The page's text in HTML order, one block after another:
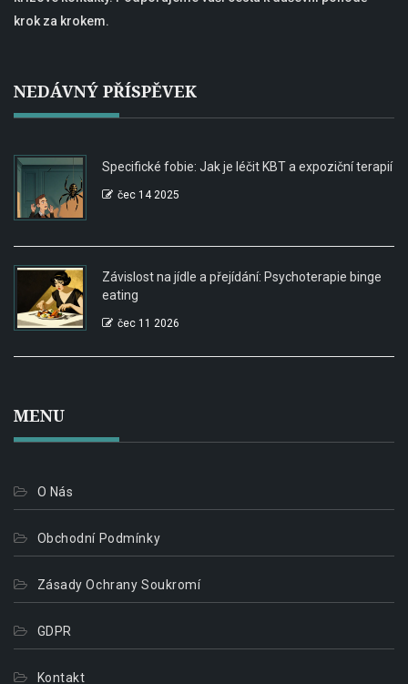
krok za krokem.
NEDÁVNÝ PŘÍSPĚVEK
Specifické fobie: Jak je léčit KBT a expoziční terapií
čec 14 2025
Závislost na jídle a přejídání: Psychoterapie binge
eating
čec 11 2026
MENU
O Nás
Obchodní Podmínky
Zásady Ochrany Soukromí
GDPR
Kontakt